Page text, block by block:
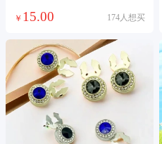
修甲工具
￥ 15.00 174人想买